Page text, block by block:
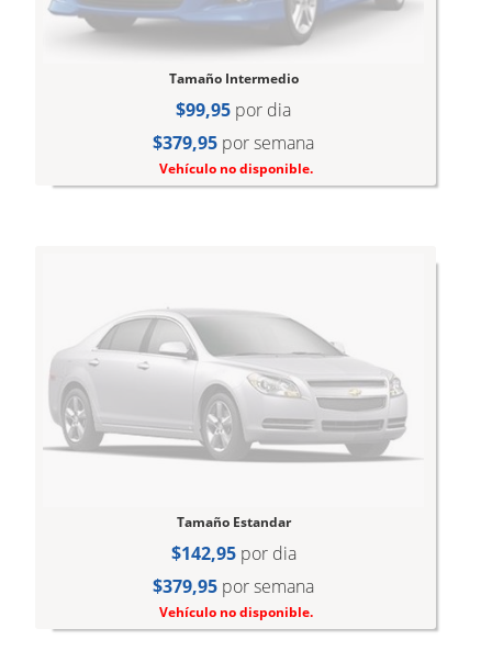
Tamaño Intermedio
$99,95 por dia
$379,95 por semana
Vehículo no disponible.
Tamaño Estandar
$142,95por dia
$379,95 por semana
Vehículo no disponible.